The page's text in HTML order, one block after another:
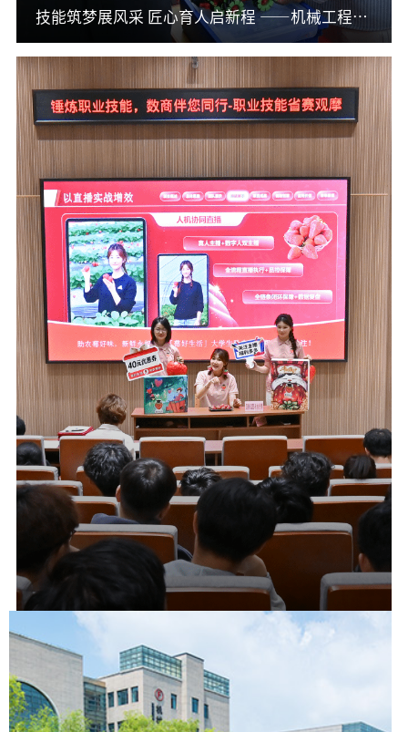
技能筑梦展风采 匠心育人启新程 ——机械工程学院2026年职业教育活动周纪实